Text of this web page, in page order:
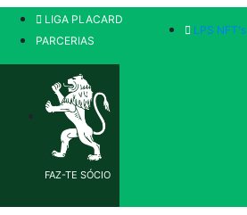
LIGA PLACARD
PARCERIAS
LPS NFT's
FAZ-TE SÓCIO